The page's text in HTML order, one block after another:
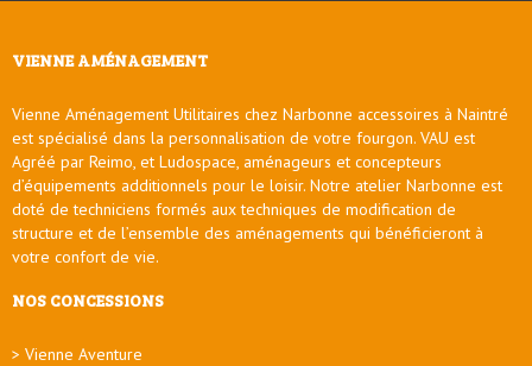
VIENNE AMÉNAGEMENT
Vienne Aménagement Utilitaires chez Narbonne accessoires à Naintré
est spécialisé dans la personnalisation de votre fourgon. VAU est
Agréé par Reimo, et Ludospace, aménageurs et concepteurs
d’équipements additionnels pour le loisir. Notre atelier Narbonne est
doté de techniciens formés aux techniques de modification de
structure et de l’ensemble des aménagements qui bénéficieront à
votre confort de vie.
NOS CONCESSIONS
Vienne Aventure